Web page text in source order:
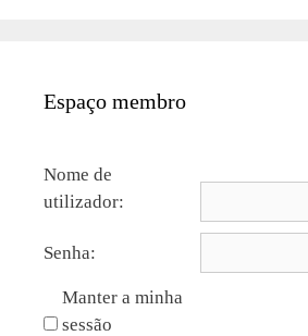
Espaço membro
Nome de
utilizador:
Senha:
Manter a minha
sessão